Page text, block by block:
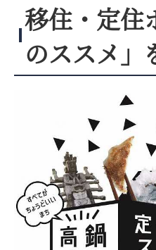
移住・定住
のススメ」